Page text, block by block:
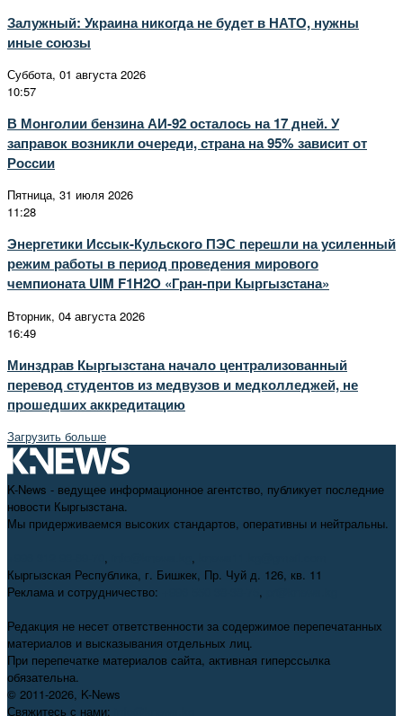
Залужный: Украина никогда не будет в НАТО, нужны
иные союзы
Суббота, 01 августа 2026
10:57
В Монголии бензина АИ-92 осталось на 17 дней. У
заправок возникли очереди, страна на 95% зависит от
России
Пятница, 31 июля 2026
11:28
Энергетики Иссык-Кульского ПЭС перешли на усиленный
режим работы в период проведения мирового
чемпионата UIM F1H2O «Гран-при Кыргызстана»
Вторник, 04 августа 2026
16:49
Минздрав Кыргызстана начало централизованный
перевод студентов из медвузов и медколледжей, не
прошедших аккредитацию
Загрузить больше
K-News - ведущее информационное агентство, публикует последние
новости Кыргызстана.
Мы придерживаемся высоких стандартов, оперативны и нейтральны.
, ,
Кыргызская Республика, г. Бишкек, Пр. Чуй д. 126, кв. 11
Реклама и сотрудничество:
,
Редакция не несет ответственности за содержимое перепечатанных
материалов и высказывания отдельных лиц.
При перепечатке материалов сайта, активная гиперссылка
обязательна.
© 2011-2026, K-News
Свяжитесь с нами: